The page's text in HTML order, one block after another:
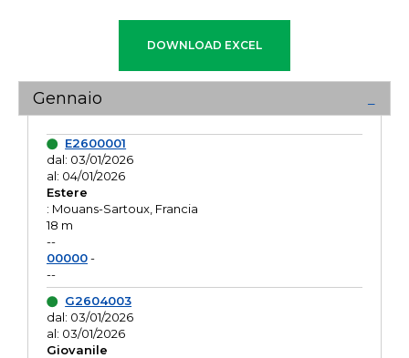
Gennaio
E2600001
dal: 03/01/2026
al: 04/01/2026
Estere
: Mouans-Sartoux, Francia
18 m
--
00000-
--
G2604003
dal: 03/01/2026
al: 03/01/2026
Giovanile